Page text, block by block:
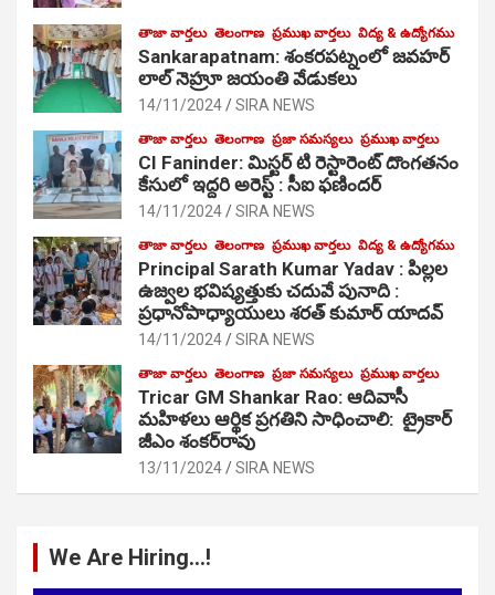
తాజా వార్తలు తెలంగాణ ప్రముఖ వార్తలు విద్య & ఉద్యోగము
Sankarapatnam: శంకరపట్నంలో జవహర్
లాల్ నెహ్రూ జయంతి వేడుకలు
14/11/2024 SIRA NEWS
తాజా వార్తలు తెలంగాణ ప్రజా సమస్యలు ప్రముఖ వార్తలు
CI Faninder: మిస్టర్ టి రెస్టారెంట్ దొంగతనం
కేసులో ఇద్దరి అరెస్ట్ : సీఐ ఫణిందర్
14/11/2024 SIRA NEWS
తాజా వార్తలు తెలంగాణ ప్రముఖ వార్తలు విద్య & ఉద్యోగము
Principal Sarath Kumar Yadav : పిల్లల
ఉజ్వల భవిష్యత్తుకు చదువే పునాది :
ప్రధానోపాధ్యాయులు శరత్ కుమార్ యాదవ్
14/11/2024 SIRA NEWS
తాజా వార్తలు తెలంగాణ ప్రజా సమస్యలు ప్రముఖ వార్తలు
Tricar GM Shankar Rao: ఆదివాసీ
మహిళలు ఆర్థిక ప్రగతిని సాధించాలి: ట్రైకార్
జీఎం శంకర్‌రావు
13/11/2024 SIRA NEWS
We Are Hiring…!